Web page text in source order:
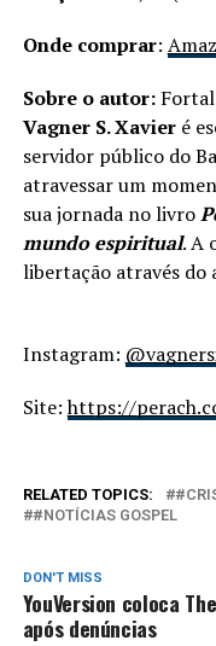
Onde comprar:
Sobre o autor:
Vagner S. Xavieré
servidor público do
atravessar um
sua jornada no livro
mundo espiritual. A
libertação através do
Instagram:
Site:https://
RELATED TOPICS:
#NOTÍCIAS GOSPEL
DON'T MISS
YouVersion coloca
após denúncias